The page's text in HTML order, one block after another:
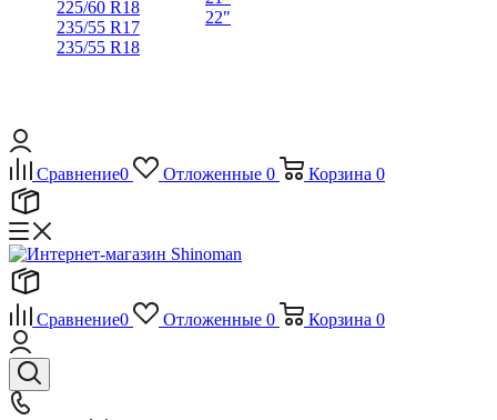
225/60 R18
235/55 R17
235/55 R18
22"
Сравнение0 Отложенные 0 Корзина 0
Сравнение0 Отложенные 0 Корзина 0